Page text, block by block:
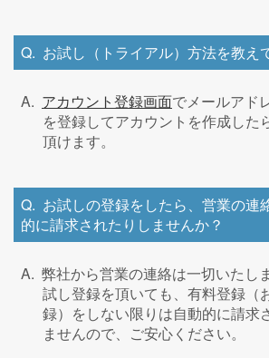
お試し（トライアル）方法を教え
アカウント登録画面でメールアド
を登録してアカウントを作成した
頂けます。
お試しの登録をしたら、営業の連
的に請求されたりしませんか？
弊社から営業の連絡は一切いたし
試し登録を頂いても、有料登録（
録）をしない限りは自動的に請求
ませんので、ご安心ください。